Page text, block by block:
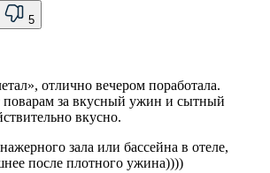
5
отлично вечером поработала.
поварам за вкусный ужин и сытный
вкусно.
зала или бассейна в отеле,
после плотного ужина))))